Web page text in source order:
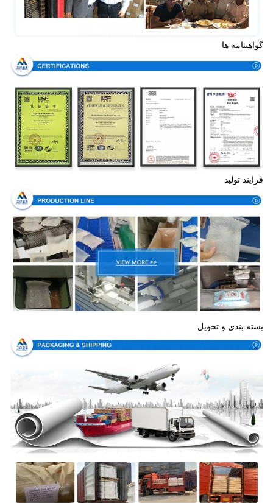
گواهینامه ها
فرایند تولید
بسته بندی و تحویل